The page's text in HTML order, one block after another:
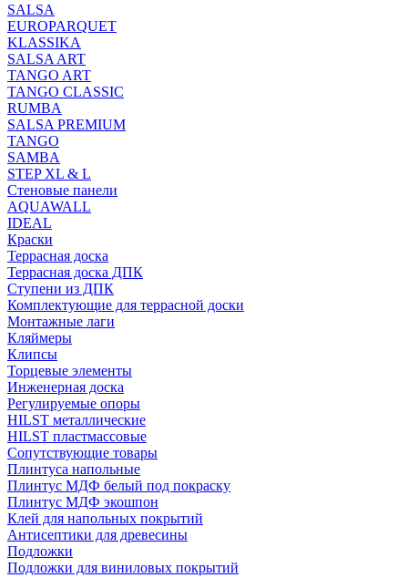
SALSA
EUROPARQUET
KLASSIKA
SALSA ART
TANGO ART
TANGO CLASSIC
RUMBA
SALSA PREMIUM
TANGO
SAMBA
STEP XL & L
Стеновые панели
AQUAWALL
IDEAL
Краски
Террасная доска
Террасная доска ДПК
Ступени из ДПК
Комплектующие для террасной доски
Монтажные лаги
Кляймеры
Клипсы
Торцевые элементы
Инженерная доска
Регулируемые опоры
HILST металлические
HILST пластмассовые
Сопутствующие товары
Плинтуса напольные
Плинтус МДФ белый под покраску
Плинтус МДФ экошпон
Клей для напольных покрытий
Антисептики для древесины
Подложки
Подложки для виниловых покрытий